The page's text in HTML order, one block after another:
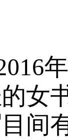
年
女
间